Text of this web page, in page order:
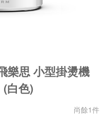
樂思 小型掛燙機
白色)
尚餘1件